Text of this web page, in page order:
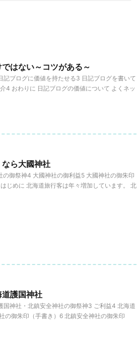
はない～コツがある～
記ブログに価値を持たせる3 日記ブログを書いて
4 おわりに 日記ブログの価値について よくネッ
なら大國神社
御祭神4 大國神社の御利益5 大國神社の御朱印
じめに 北海道旅行客は年々増加しています。 北
道護国神社
国神社・北鎮安全神社の御祭神3 ご利益4 北海道
の御朱印（手書き）6 北鎮安全神社の御朱印